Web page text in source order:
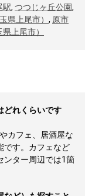
駅, つつじヶ丘公園,
県上尾市） , 原市
上尾市）
どれくらいです
カフェ、居酒屋な
です。カフェなど
ンター周辺では1箇